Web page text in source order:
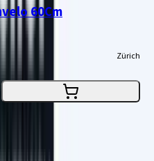
60Cm
Zürich